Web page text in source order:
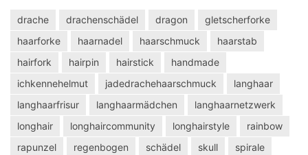
drache drachenschädel dragon
gletscherforke
haarforke
haarnadel haarschmuck
haarstab
hairfork
hairpin hairstick
handmade
ichkennehelmut
jadedrachehaarschmuck
langhaar
langhaarfrisur
langhaarmädchen
langhaarnetzwerk
longhair
longhaircommunity longhairstyle
rainbow
rapunzel
regenbogen schädel skull
spirale